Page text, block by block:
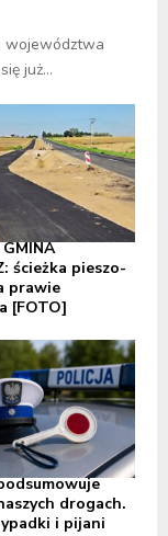
województwa
już...
ścieżka pieszo-
prawie
[FOTO]
drogach.
i pijani